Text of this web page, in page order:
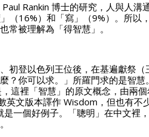
Rankin 博士的研究，人與人溝
」（16%）和「寫」（9%）。所
常被理解為「得智慧」。
初登以色列王位後，在基遍獻祭
？你可以求。」所羅門求的是智
這裡「智慧」的原文概念，由兩
英文版本譯作 Wisdom，但也有
一個好例子。「聰明」在中文裡